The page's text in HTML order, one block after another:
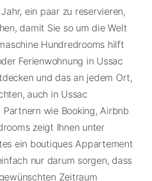
ein paar zu reservieren,
damit Sie so um die Welt
Hundredrooms hilft
Ferienwohnung in Ussac
und das an jedem Ort,
auch in Ussac
wie Booking, Airbnb
zeigt Ihnen unter
ein boutiques Appartement
nur darum sorgen, dass
Zeitraum